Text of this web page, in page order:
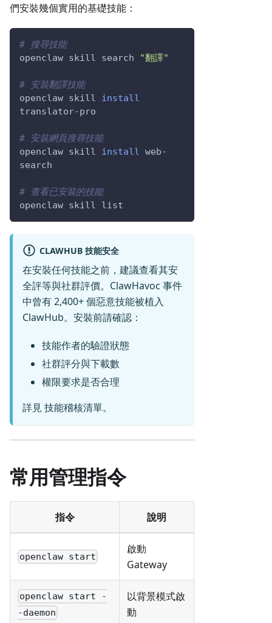
們安裝幾個實用的基礎技能：
# 搜尋技能
openclaw skill search
"翻譯"
# 安裝翻譯技能
openclaw skill install
translator-pro
# 安裝網頁搜尋技能
openclaw skill install
web-
search
# 查看已安裝的技能
openclaw skill list
CLAWHUB 技能安全
在安裝任何技能之前，建議查看其安
全評等與社群評價。ClawHavoc 事件
中曾有 2,400+ 個惡意技能被植入
ClawHub。安裝前請確認：
技能作者的驗證狀態
社群評分與下載數
權限要求是否合理
詳見 技能稽核清單。
常用管理指令
指令 說明
openclaw start
啟動
Gateway
openclaw start -
-daemon
以背景模式啟
動